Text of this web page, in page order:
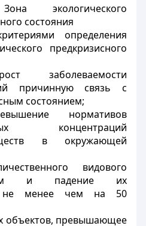
экологического
состояния
определения
предкризисного
заболеваемости
причинную связь с
состоянием;
нормативов
концентраций
в окружающей
видового
и падение их
не менее чем на 50
объектов, превышающее